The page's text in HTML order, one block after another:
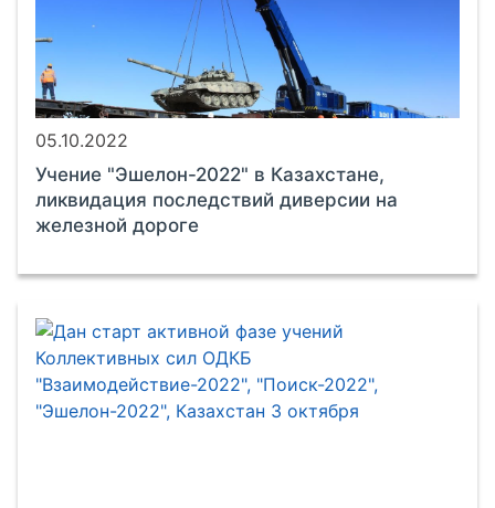
05.10.2022
Учение "Эшелон-2022" в Казахстане,
ликвидация последствий диверсии на
железной дороге